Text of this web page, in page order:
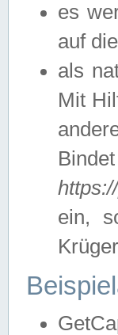
es
auf
als
Mit
ein,